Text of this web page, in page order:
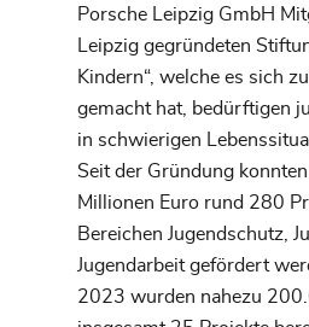
Porsche Leipzig GmbH
Leipzig gegründeten
Kindern“, welche es sich
gemacht hat, bedürftigen
in schwierigen
Seit der Gründung
Millionen Euro rund 280
Bereichen Jugendschutz,
Jugendarbeit gefördert
2023 wurden nahezu